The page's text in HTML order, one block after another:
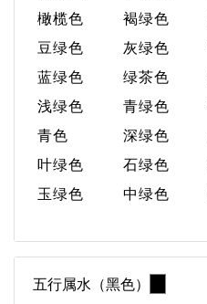
橄榄色
褐绿色
豆绿色
灰绿色
蓝绿色
绿茶色
浅绿色
青绿色
青色
深绿色
叶绿色
石绿色
玉绿色
中绿色
五行属水（黑色）